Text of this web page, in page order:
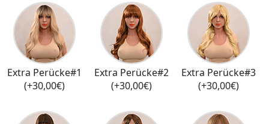
Extra Perücke#1
(+30,00€)
Extra Perücke#2
(+30,00€)
Extra Perücke#3
(+30,00€)